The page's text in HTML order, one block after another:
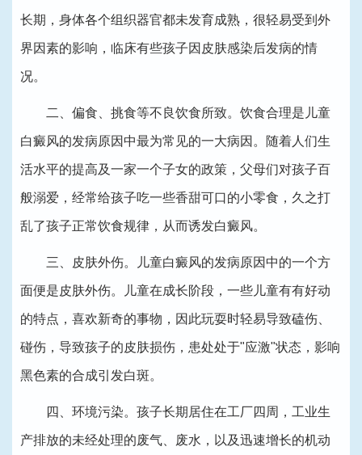
长期，身体各个组织器官都未发育成熟，很轻易受到外
界因素的影响，临床有些孩子因皮肤感染后发病的情
况。
二、偏食、挑食等不良饮食所致。饮食合理是儿童
白癜风的发病原因中最为常见的一大病因。随着人们生
活水平的提高及一家一个子女的政策，父母们对孩子百
般溺爱，经常给孩子吃一些香甜可口的小零食，久之打
乱了孩子正常饮食规律，从而诱发白癜风。
三、皮肤外伤。儿童白癜风的发病原因中的一个方
面便是皮肤外伤。儿童在成长阶段，一些儿童有有好动
的特点，喜欢新奇的事物，因此玩耍时轻易导致磕伤、
碰伤，导致孩子的皮肤损伤，患处处于"应激"状态，影响
黑色素的合成引发白斑。
四、环境污染。孩子长期居住在工厂四周，工业生
产排放的未经处理的废气、废水，以及迅速增长的机动